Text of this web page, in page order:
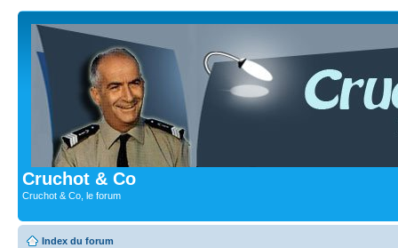
Cruchot & Co
Cruchot & Co, le forum
Index du forum